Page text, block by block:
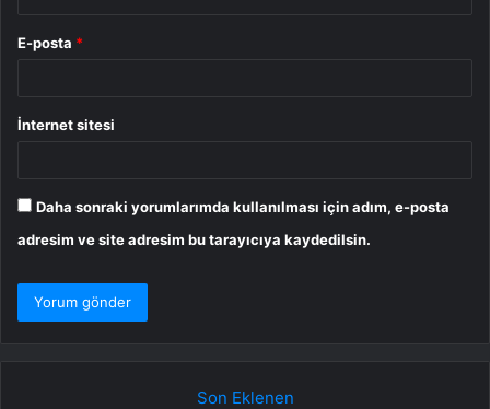
E-posta *
İnternet sitesi
Daha sonraki yorumlarımda kullanılması için adım, e-posta
adresim ve site adresim bu tarayıcıya kaydedilsin.
Son Eklenen